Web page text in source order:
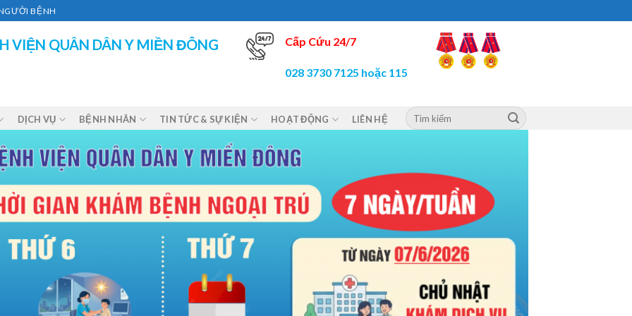
BỆNH
VIỆN QUÂN DÂN Y MIỀN ĐÔNG Cấp Cứu 24/7
028 3730 7125 hoặc 115
DỊCH VỤ BỆNH NHÂN TIN TỨC & SỰ KIỆN HOẠT ĐỘNG LIÊN HỆ